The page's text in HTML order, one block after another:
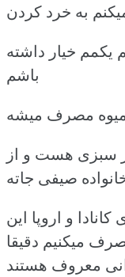
به خرد کردن
خیار داشته
باشم
میوه مصرف میشه
سبزی هست و از
صیفی جاته
و اروپا این
میکنیم دقیقا
معروف هستند